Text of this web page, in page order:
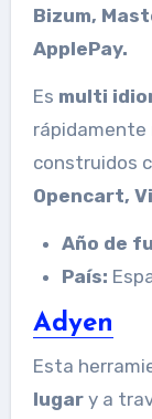
Bizum,
ApplePay.
Es multi
rápidamente
construidos
Opencart,
Año de
País:
Adyen
Esta
lugary a